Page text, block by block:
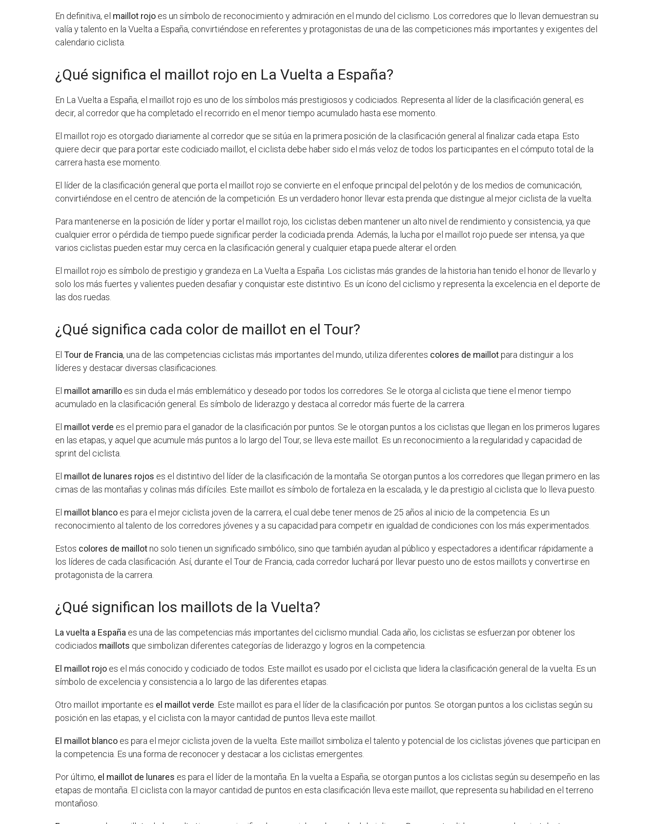
En definitiva, el maillot rojo es un símbolo de reconocimiento y admiración en el mundo del ciclismo. Los corredores que lo llevan demuestran su
valía y talento en la Vuelta a España, convirtiéndose en referentes y protagonistas de una de las competiciones más importantes y exigentes del
calendario ciclista.
¿Qué significa el maillot rojo en La Vuelta a España?
En La Vuelta a España, el maillot rojo es uno de los símbolos más prestigiosos y codiciados. Representa al líder de la clasificación general, es
decir, al corredor que ha completado el recorrido en el menor tiempo acumulado hasta ese momento.
El maillot rojo es otorgado diariamente al corredor que se sitúa en la primera posición de la clasificación general al finalizar cada etapa. Esto
quiere decir que para portar este codiciado maillot, el ciclista debe haber sido el más veloz de todos los participantes en el cómputo total de la
carrera hasta ese momento.
El líder de la clasificación general que porta el maillot rojo se convierte en el enfoque principal del pelotón y de los medios de comunicación,
convirtiéndose en el centro de atención de la competición. Es un verdadero honor llevar esta prenda que distingue al mejor ciclista de la vuelta.
Para mantenerse en la posición de líder y portar el maillot rojo, los ciclistas deben mantener un alto nivel de rendimiento y consistencia, ya que
cualquier error o pérdida de tiempo puede significar perder la codiciada prenda. Además, la lucha por el maillot rojo puede ser intensa, ya que
varios ciclistas pueden estar muy cerca en la clasificación general y cualquier etapa puede alterar el orden.
El maillot rojo es símbolo de prestigio y grandeza en La Vuelta a España. Los ciclistas más grandes de la historia han tenido el honor de llevarlo y
solo los más fuertes y valientes pueden desafiar y conquistar este distintivo. Es un ícono del ciclismo y representa la excelencia en el deporte de
las dos ruedas.
¿Qué significa cada color de maillot en el Tour?
ElTour de Francia, una de las competencias ciclistas más importantes del mundo, utiliza diferentes colores de maillotpara distinguir a los
líderes y destacar diversas clasificaciones.
El maillot amarillo es sin duda el más emblemático y deseado por todos los corredores. Se le otorga al ciclista que tiene el menor tiempo
acumulado en la clasificación general. Es símbolo de liderazgo y destaca al corredor más fuerte de la carrera.
El maillot verde es el premio para el ganador de la clasificación por puntos. Se le otorgan puntos a los ciclistas que llegan en los primeros lugares
en las etapas, y aquel que acumule más puntos a lo largo del Tour, se lleva este maillot. Es un reconocimiento a la regularidad y capacidad de
sprint del ciclista.
El maillot de lunares rojos es el distintivo del líder de la clasificación de la montaña. Se otorgan puntos a los corredores que llegan primero en las
cimas de las montañas y colinas más difíciles. Este maillot es símbolo de fortaleza en la escalada, y le da prestigio al ciclista que lo lleva puesto.
El maillot blanco es para el mejor ciclista joven de la carrera, el cual debe tener menos de 25 años al inicio de la competencia. Es un
reconocimiento al talento de los corredores jóvenes y a su capacidad para competir en igualdad de condiciones con los más experimentados.
Estos colores de maillotno solo tienen un significado simbólico, sino que también ayudan al público y espectadores a identificar rápidamente a
los líderes de cada clasificación. Así, durante el Tour de Francia, cada corredor luchará por llevar puesto uno de estos maillots y convertirse en
protagonista de la carrera.
¿Qué significan los maillots de la Vuelta?
La vuelta a España es una de las competencias más importantes del ciclismo mundial. Cada año, los ciclistas se esfuerzan por obtener los
codiciados maillots que simbolizan diferentes categorías de liderazgo y logros en la competencia.
El maillot rojo es el más conocido y codiciado de todos. Este maillot es usado por el ciclista que lidera la clasificación general de la vuelta. Es un
símbolo de excelencia y consistencia a lo largo de las diferentes etapas.
Otro maillot importante es el maillot verde . Este maillot es para el líder de la clasificación por puntos. Se otorgan puntos a los ciclistas según su
posición en las etapas, y el ciclista con la mayor cantidad de puntos lleva este maillot.
El maillot blanco es para el mejor ciclista joven de la vuelta. Este maillot simboliza el talento y potencial de los ciclistas jóvenes que participan en
la competencia. Es una forma de reconocer y destacar a los ciclistas emergentes.
Por último, el maillot de lunares es para el líder de la montaña. En la vuelta a España, se otorgan puntos a los ciclistas según su desempeño en las
etapas de montaña. El ciclista con la mayor cantidad de puntos en esta clasificación lleva este maillot, que representa su habilidad en el terreno
montañoso.